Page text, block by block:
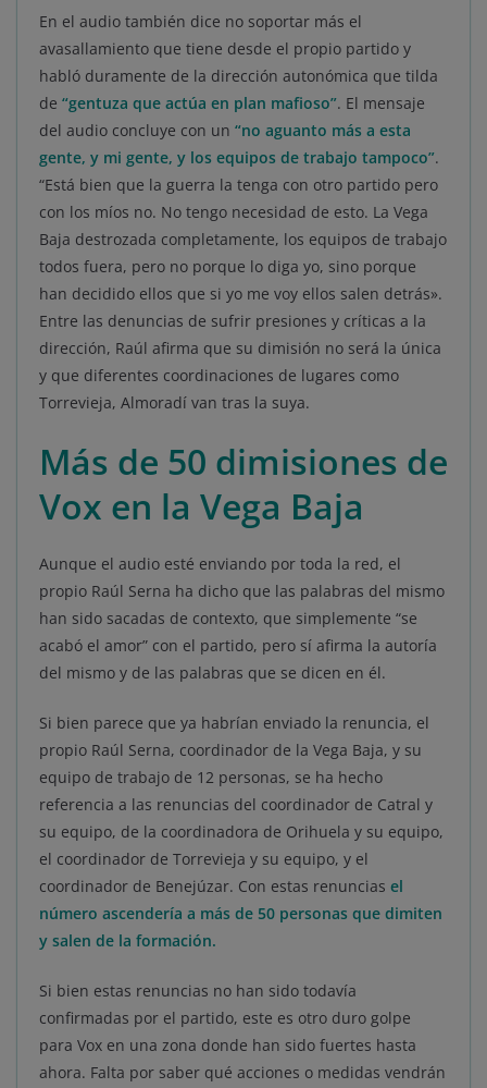
En el audio también dice no soportar más el
avasallamiento que tiene desde el propio partido y
habló duramente de la dirección autonómica que tilda
de “gentuza que actúa en plan mafioso”. El mensaje
del audio concluye con un “no aguanto más a esta
gente, y mi gente, y los equipos de trabajo tampoco”.
“Está bien que la guerra la tenga con otro partido pero
con los míos no. No tengo necesidad de esto. La Vega
Baja destrozada completamente, los equipos de trabajo
todos fuera, pero no porque lo diga yo, sino porque
han decidido ellos que si yo me voy ellos salen detrás».
Entre las denuncias de sufrir presiones y críticas a la
dirección, Raúl afirma que su dimisión no será la única
y que diferentes coordinaciones de lugares como
Torrevieja, Almoradí van tras la suya.
Más de 50 dimisiones de
Vox en la Vega Baja
Aunque el audio esté enviando por toda la red, el
propio Raúl Serna ha dicho que las palabras del mismo
han sido sacadas de contexto, que simplemente “se
acabó el amor” con el partido, pero sí afirma la autoría
del mismo y de las palabras que se dicen en él.
Si bien parece que ya habrían enviado la renuncia, el
propio Raúl Serna, coordinador de la Vega Baja, y su
equipo de trabajo de 12 personas, se ha hecho
referencia a las renuncias del coordinador de Catral y
su equipo, de la coordinadora de Orihuela y su equipo,
el coordinador de Torrevieja y su equipo, y el
coordinador de Benejúzar. Con estas renuncias el
número ascendería a más de 50 personas que dimiten
y salen de la formación.
Si bien estas renuncias no han sido todavía
confirmadas por el partido, este es otro duro golpe
para Vox en una zona donde han sido fuertes hasta
ahora. Falta por saber qué acciones o medidas vendrán